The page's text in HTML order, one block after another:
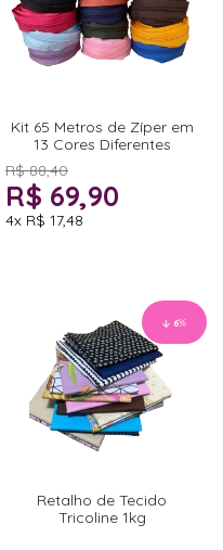
Kit 65 Metros de Zíper em
13 Cores Diferentes
R$ 88,40
R$ 69,90
4x R$ 17,48
6%
Retalho de Tecido
Tricoline 1kg